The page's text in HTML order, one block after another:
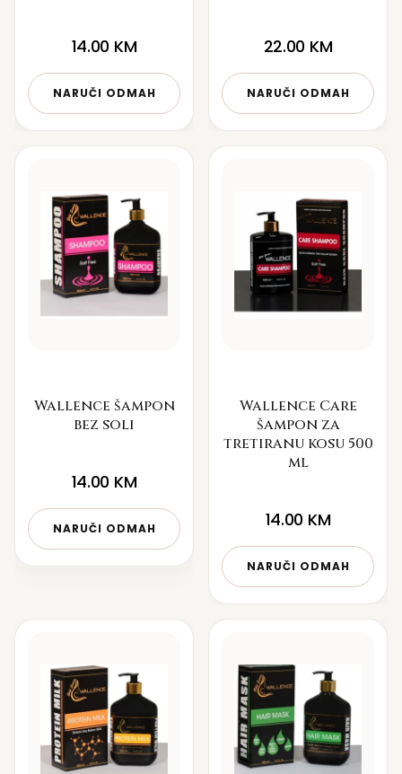
14.00 KM
NARUČI ODMAH
22.00 KM
NARUČI ODMAH
Wallence šampon
bez soli
14.00 KM
NARUČI ODMAH
Wallence Care
šampon za
tretiranu kosu 500
ml
14.00 KM
NARUČI ODMAH